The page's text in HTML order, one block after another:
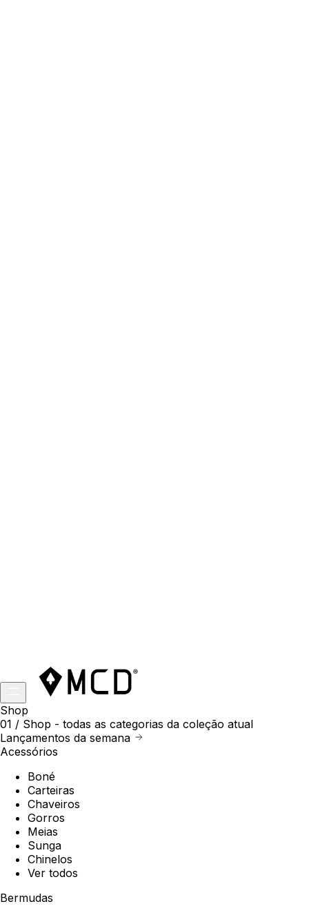
Shop
01 / Shop - todas as categorias da coleção atual
Lançamentos da semana
Acessórios
Boné
Carteiras
Chaveiros
Gorros
Meias
Sunga
Chinelos
Ver todos
Bermudas